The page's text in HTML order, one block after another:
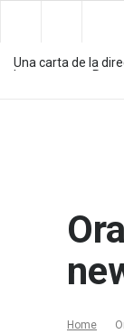
Una carta de la
hasta pronto,
Supergirl 3x22: Fin
Supergirl 3x21:
Supergirl 3x20: Lo
Home